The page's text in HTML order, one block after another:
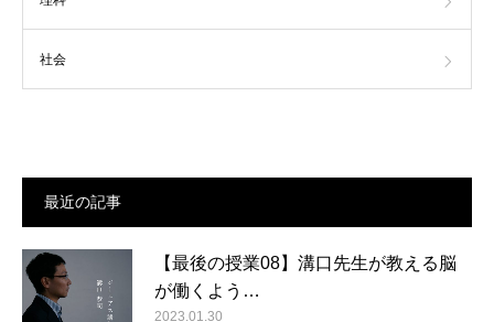
社会
最近の記事
【最後の授業08】溝口先生が教える脳
が働くよう…
2023.01.30